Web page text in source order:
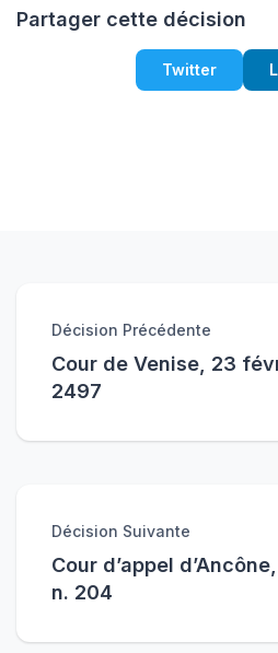
Partager cette décision
Twitter
Décision Précédente
Cour de Venise, 23
2497
Décision Suivante
Cour d’appel
n. 204